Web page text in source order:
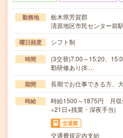
勤務地
栃木県芳賀郡
清原地区市民センター前
曜日頻度 シフト制
時間
(3交替)7:00～15:20、
勤研修あり(8:…
期間 長期でお仕事できる方、
時給
時給1500～1875円 月収
×21日+残業・深夜手当)
交通費
交通費規定内支給